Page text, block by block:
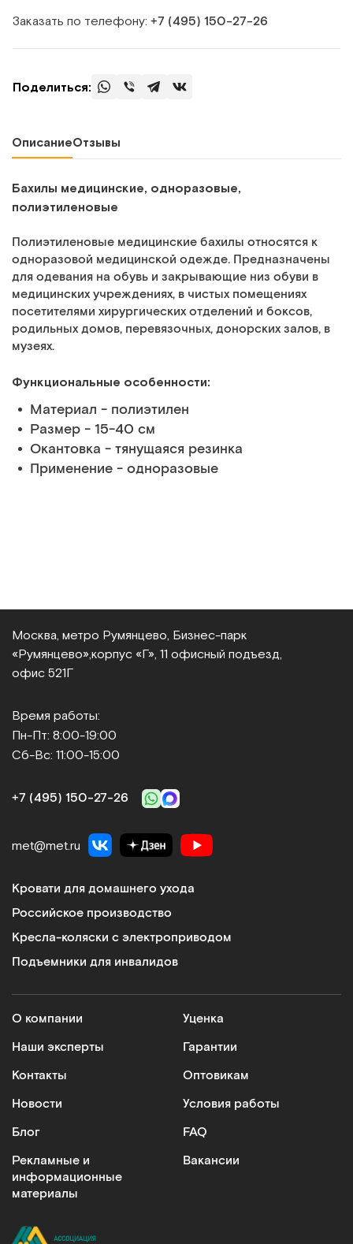
Заказать по телефону: +7 (495) 150‑27‑26
Поделиться:
ОписаниеОтзывы
Бахилы медицинские, одноразовые,
полиэтиленовые
Полиэтиленовые медицинские бахилы относятся к
одноразовой медицинской одежде. Предназначены
для одевания на обувь и закрывающие низ обуви в
медицинских учреждениях, в чистых помещениях
посетителями хирургических отделений и боксов,
родильных домов, перевязочных, донорских залов, в
музеях.
Функциональные особенности:
Материал - полиэтилен
Размер - 15-40 см
Окантовка - тянущаяся резинка
Применение - одноразовые
Москва, метро Румянцево, Бизнес‑парк
«Румянцево», корпус «Г», 11 офисный подъезд,
офис 521Г
Время работы:
Пн-Пт: 8:00-19:00
Сб-Вс: 11:00-15:00
+7 (495) 150‑27‑26
met@met.ru
Кровати для домашнего ухода
Российское производство
Кресла-коляски с электроприводом
Подъемники для инвалидов
О компании
Наши эксперты
Контакты
Новости
Блог
Рекламные и
информационные
материалы
Уценка
Гарантии
Оптовикам
Условия работы
FAQ
Вакансии